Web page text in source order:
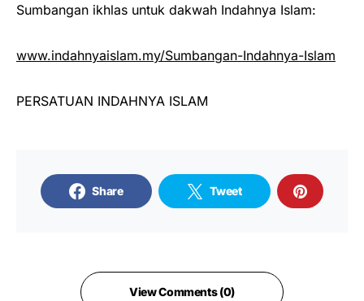
Sumbangan ikhlas untuk dakwah Indahnya Islam:
www.indahnyaislam.my/Sumbangan-Indahnya-Islam
PERSATUAN INDAHNYA ISLAM
Share Tweet
View Comments (0)